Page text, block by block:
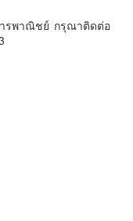
ารพาณิชย์ กรุณาติดต่อ